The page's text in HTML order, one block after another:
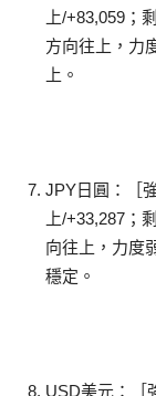
上/+83,059；
方向往上，力
上。
JPY日圓：［
上/+33,287；
向往上，力度
穩定。
USD美元：［